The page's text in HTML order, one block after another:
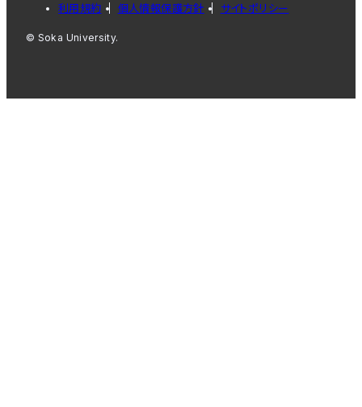
利用規約 個人情報保護方針 サイトポリシー
© Soka University.